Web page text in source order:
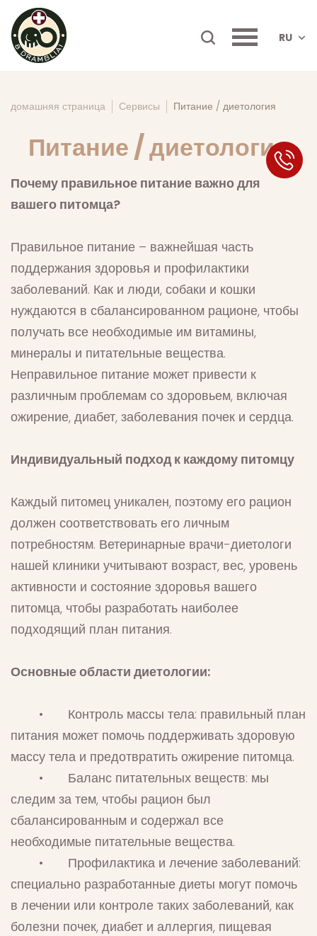
RU
домашняя страница Сервисы Питание / диетология
Питание / диетология
Почему правильное питание важно для
вашего питомца?
Правильное питание – важнейшая часть
поддержания здоровья и профилактики
заболеваний. Как и люди, собаки и кошки
нуждаются в сбалансированном рационе, чтобы
получать все необходимые им витамины,
минералы и питательные вещества.
Неправильное питание может привести к
различным проблемам со здоровьем, включая
ожирение, диабет, заболевания почек и сердца.
Индивидуальный подход к каждому питомцу
Каждый питомец уникален, поэтому его рацион
должен соответствовать его личным
потребностям. Ветеринарные врачи-диетологи
нашей клиники учитывают возраст, вес, уровень
активности и состояние здоровья вашего
питомца, чтобы разработать наиболее
подходящий план питания.
Основные области диетологии:
• Контроль массы тела: правильный план
питания может помочь поддерживать здоровую
массу тела и предотвратить ожирение питомца.
• Баланс питательных веществ: мы
следим за тем, чтобы рацион был
сбалансированным и содержал все
необходимые питательные вещества.
• Профилактика и лечение заболеваний:
специально разработанные диеты могут помочь
в лечении или контроле таких заболеваний, как
болезни почек, диабет и аллергия, пищевая